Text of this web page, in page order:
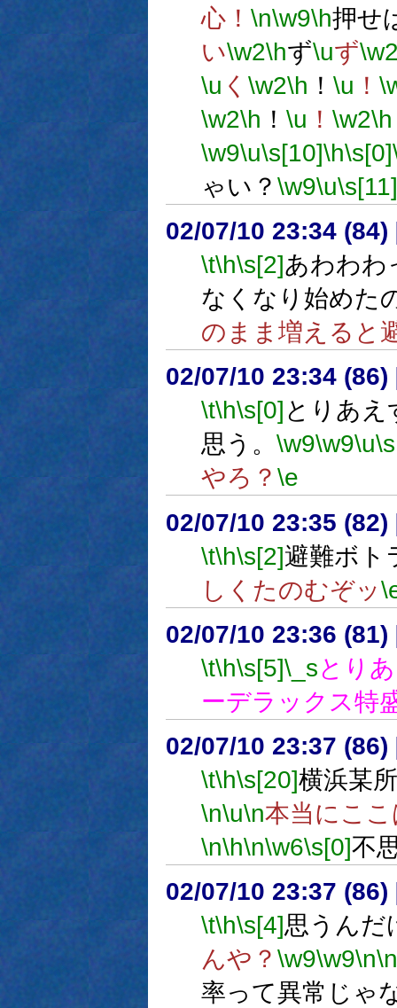
心！ \n\w9\h押せ
い\w2\hず\uず
\u く \w2\h ！ \u ！
\w2\h ！ \u ！ \w2\h
\w9\u\s[10]\h\s[0]
ゃい？ \w9\u\s[11]
02/07/10 23:34 (84)
\t\h\s[2]あわわわ
なくなり始めた
のまま増えると
02/07/10 23:34 (86)
\t\h\s[0] とりあ
思う。 \w9\w9\u
やろ？ \e
02/07/10 23:35 (82)
\t\h\s[2]避難ボト
しくたのむぞッ
02/07/10 23:36 (81)
\t\h\s[5]\_sとり
ーデラックス特
02/07/10 23:37 (86)
\t\h\s[20]横浜某
\n\u\n本当にこ
\n\h\n\w6\s[0]不
02/07/10 23:37 (86)
\t\h\s[4]思うんだ
んや？ \w9\w9\n\n
率って異常じゃ